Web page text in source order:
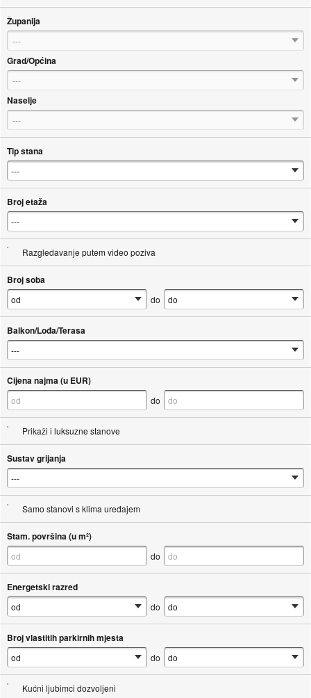
Županija
---
Grad/Općina
---
Naselje
---
Tip stana
Broj etaža
Razgledavanje putem video poziva
Broj soba
do
Balkon/Lođa/Terasa
Cijena najma (u EUR)
do
Prikaži i luksuzne stanove
Sustav grijanja
Samo stanovi s klima uređajem
Stam. površina (u m²)
do
Energetski razred
do
Broj vlastitih parkirnih mjesta
do
Kućni ljubimci dozvoljeni